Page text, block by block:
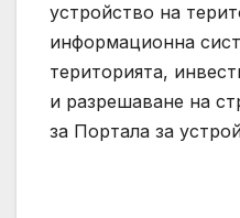
устройство на
информационна
територията,
и разрешаване на
за Портала за